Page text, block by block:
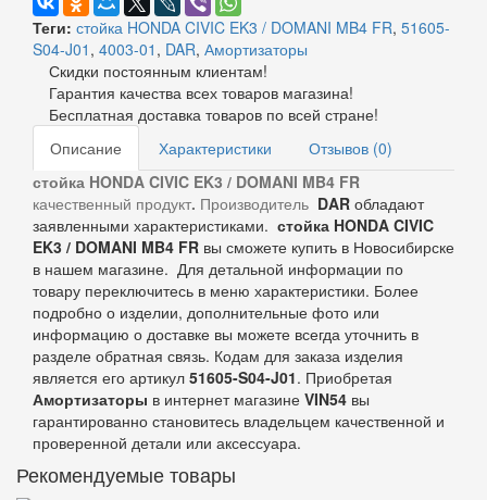
Теги: стойка HONDA CIVIC EK3 / DOMANI MB4 FR, 51605-
S04-J01 , 4003-01 , DAR, Амортизаторы
Скидки постоянным клиентам!
Гарантия качества всех товаров магазина!
Бесплатная доставка товаров по всей стране!
Описание
Характеристики
Отзывов (0)
стойка HONDA CIVIC EK3 / DOMANI MB4 FR
качественный продукт. Производитель DAR обладают
заявленными характеристиками. стойка HONDA CIVIC
EK3 / DOMANI MB4 FR вы сможете купить в Новосибирске
в нашем магазине. Для детальной информации по
товару переключитесь в меню характеристики. Более
подробно о изделии, дополнительные фото или
информацию о доставке вы можете всегда уточнить в
разделе обратная связь. Кодам для заказа изделия
является его артикул 51605-S04-J01. Приобретая
Амортизаторы в интернет магазине VIN54 вы
гарантированно становитесь владельцем качественной и
проверенной детали или аксессуара.
Рекомендуемые товары